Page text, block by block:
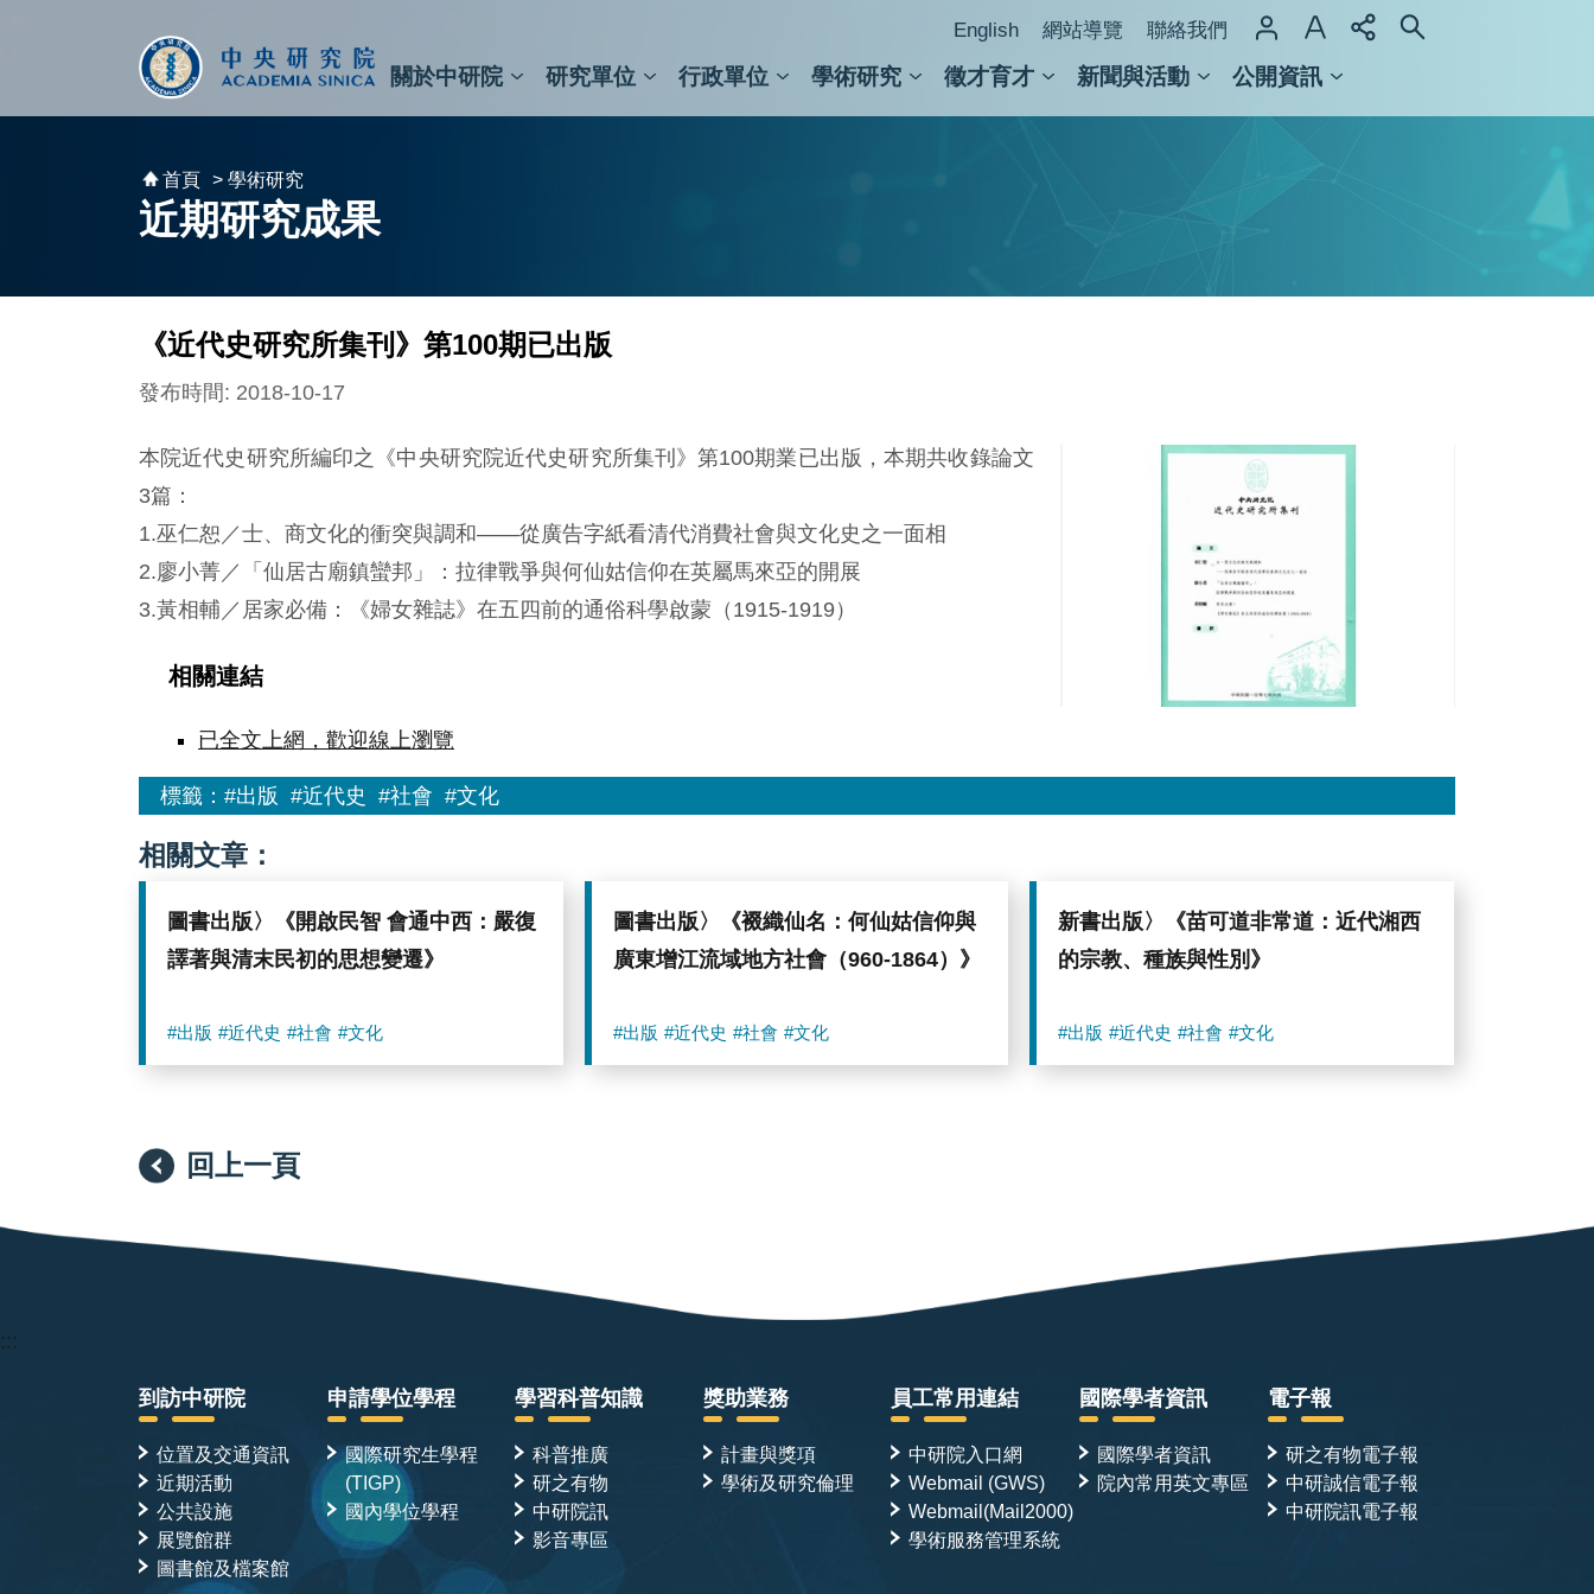
English 網站導覽 聯絡我們
關於中研院 研究單位 行政單位 學術研究 徵才育才 新聞與活動 公開資訊
首頁 > 學術研究
近期研究成果
《近代史研究所集刊》第100期已出版
發布時間: 2018-10-17
本院近代史研究所編印之《中央研究院近代史研究所集刊》第100期業已出版，本期共收錄論文
3篇：
1.巫仁恕／士、商文化的衝突與調和——從廣告字紙看清代消費社會與文化史之一面相
2.廖小菁／「仙居古廟鎮蠻邦」：拉律戰爭與何仙姑信仰在英屬馬來亞的開展
3.黃相輔／居家必備：《婦女雜誌》在五四前的通俗科學啟蒙（1915-1919）
相關連結
已全文上網，歡迎線上瀏覽
標籤：#出版 #近代史 #社會 #文化
相關文章：
圖書出版〉《開啟民智 會通中西：嚴復
譯著與清末民初的思想變遷》
#出版 #近代史 #社會 #文化
圖書出版〉《裰織仙名：何仙姑信仰與
廣東增江流域地方社會（960-1864）》
#出版 #近代史 #社會 #文化
新書出版〉《苗可道非常道：近代湘西
的宗教、種族與性別》
#出版 #近代史 #社會 #文化
回上一頁
:::
到訪中研院
位置及交通資訊
近期活動
公共設施
展覽館群
圖書館及檔案館
申請學位學程
國際研究生學程
(TIGP)
國內學位學程
學習科普知識
科普推廣
研之有物
中研院訊
影音專區
獎助業務
計畫與獎項
學術及研究倫理
員工常用連結
中研院入口網
Webmail (GWS)
Webmail(Mail2000)
學術服務管理系統
國際學者資訊
國際學者資訊
院內常用英文專區
電子報
研之有物電子報
中研誠信電子報
中研院訊電子報